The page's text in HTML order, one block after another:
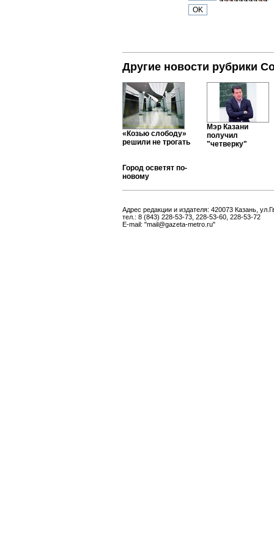
Другие новости рубрики
«Козью слободу»
решили не трогать
Мэр Казани
получил
"четверку"
Город осветят по-
новому
Адрес редакции и издателя: 420073 Казань,
тел.: 8 (843) 228-53-73, 228-53-60, 228-53-72
E-mail: "mail@gazeta-metro.ru"